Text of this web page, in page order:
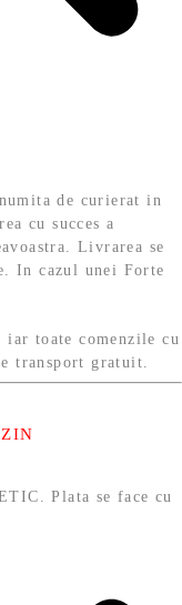
de curierat in
cu succes a
Livrarea se
In cazul unei Forte
toate comenzile cu
transport gratuit.
Plata se face cu